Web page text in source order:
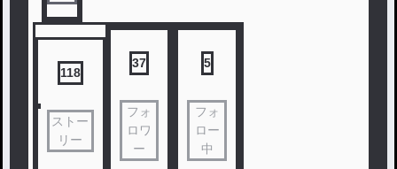
118
ストー
リー
37
フォ
ロワ
ー
5
フォ
ロー
中